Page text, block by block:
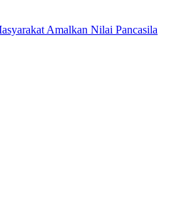
Amalkan Nilai Pancasila